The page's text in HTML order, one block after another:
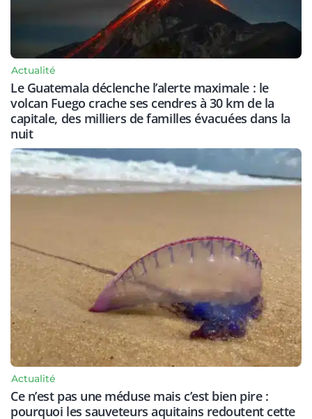
Actualité
Le Guatemala déclenche l’alerte maximale : le
volcan Fuego crache ses cendres à 30 km de la
capitale, des milliers de familles évacuées dans la
nuit
Actualité
Ce n’est pas une méduse mais c’est bien pire :
pourquoi les sauveteurs aquitains redoutent cette